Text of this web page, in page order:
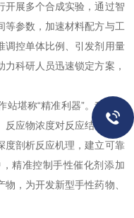
开展多个合成实验，通过智
等参数，加速材料配方与工
调控单体比例、引发剂用量
科研人员迅速锁定方案，
堪称“精准利器”。科研人
应物浓度对反应结果的影
度剖析反应机理，建立可靠
精准控制手性催化剂添加
，为开发新型手性药物、